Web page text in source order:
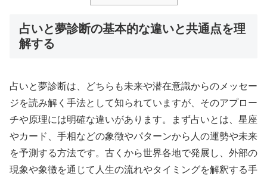
占いと夢診断の基本的な違いと共通点を理
解する
占いと夢診断は、どちらも未来や潜在意識からのメッセー
ジを読み解く手法として知られていますが、そのアプロー
チや原理には明確な違いがあります。まず占いとは、星座
やカード、手相などの象徴やパターンから人の運勢や未来
を予測する方法です。古くから世界各地で発展し、外部の
現象や象徴を通じて人生の流れやタイミングを解釈する手